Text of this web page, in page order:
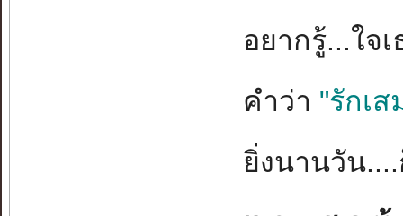
อยากรู้...ใจเ
คำว่า "รักเส
ยิ่งนานวัน